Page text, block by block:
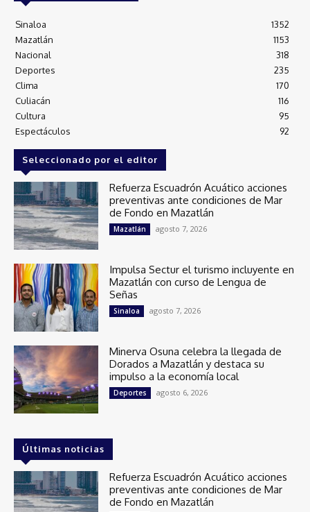
Sinaloa
1352
Mazatlán
1153
Nacional
318
Deportes
235
Clima
170
Culiacán
116
Cultura
95
Espectáculos
92
Seleccionado por el editor
Refuerza Escuadrón Acuático acciones
preventivas ante condiciones de Mar
de Fondo en Mazatlán
Mazatlán agosto 7, 2026
Impulsa Sectur el turismo incluyente en
Mazatlán con curso de Lengua de
Señas
Sinaloa agosto 7, 2026
Minerva Osuna celebra la llegada de
Dorados a Mazatlán y destaca su
impulso a la economía local
Deportes agosto 6, 2026
Últimas noticias
Refuerza Escuadrón Acuático acciones
preventivas ante condiciones de Mar
de Fondo en Mazatlán